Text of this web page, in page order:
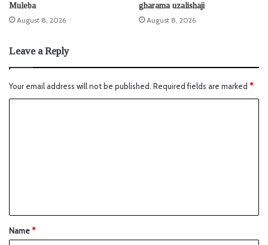
Muleba
August 8, 2026
gharama uzalishaji
August 8, 2026
Leave a Reply
Your email address will not be published. Required fields are marked *
Name*